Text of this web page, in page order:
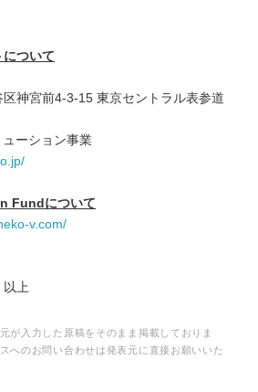
ついて
神宮前4-3-15 東京セントラル表参道
ーション事業
Fund について
v.com/
が入力した原稿をそのまま掲載しておりま
へのお問い合わせは発表元に直接お願いいた